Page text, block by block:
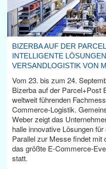
BIZERBA AUF DER
INTELLIGENTE
VERSANDLOGISTIK VON
Vom 23. bis zum 24.
Bizerba auf der Parcel+Post
weltweit führenden
Commerce-Logistik.
Weber zeigt das
halle innovative Lösungen
Parallel zur Messe findet
das größte E-Commerce-
statt.